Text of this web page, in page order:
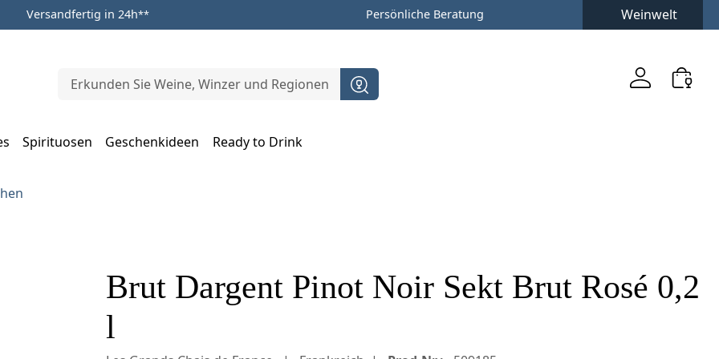
Versandfertig in 24h** Persönliche Beratung Weinwelt
Spirituosen Geschenkideen
Ready to Drink
Brut Dargent Pinot Noir Sekt Brut Rosé 0,2
l